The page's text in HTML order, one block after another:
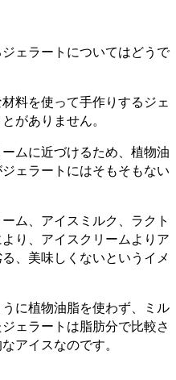
ェラートについてはどうで
料を使って手作りするジェ
がありません。
ムに近づけるため、植物油
ェラートにはそもそもない
ム、アイスミルク、ラクト
り、アイスクリームよりア
、美味しくないというイメ
に植物油脂を使わず、ミル
ェラートは脂肪分で比較さ
アイスなのです。